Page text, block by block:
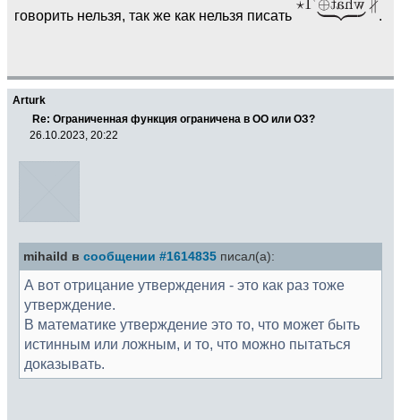
говорить нельзя, так же как нельзя писать .
Arturk
Re: Ограниченная функция ограничена в ОО или ОЗ?
26.10.2023, 20:22
mihaild в сообщении #1614835 писал(а):
А вот отрицание утверждения - это как раз тоже
утверждение.
В математике утверждение это то, что может быть
истинным или ложным, и то, что можно пытаться
доказывать.